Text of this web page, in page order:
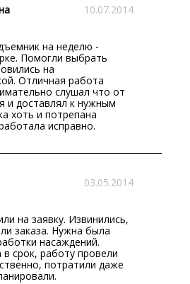
10.07.2014
на неделю -
Помогли выбрать
на
Отличная работа
слушал что от
и доставлял к нужным
хоть и потрепана
исправно.
03.05.2014
на заявку. Извинились,
заказа. Нужна была
насаждений.
срок, работу провели
потратили даже